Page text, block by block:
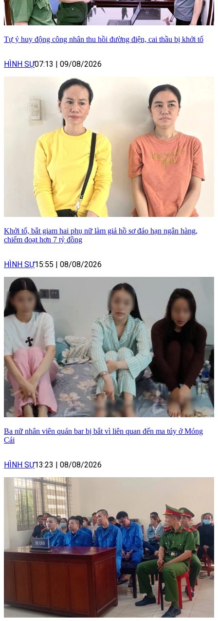
Tự ý huy động công nhân thu hồi đường điện, cai thầu bị khởi tố
HÌNH SỰ07:13 | 09/08/2026
Khởi tố, bắt giam hai phụ nữ làm giả hồ sơ đáo hạn ngân hàng,
chiếm đoạt hơn 7 tỷ đồng
HÌNH SỰ15:55 | 08/08/2026
Ba nữ nhân viên quán bar bị bắt vì liên quan đến ma túy ở Móng
Cái
HÌNH SỰ13:23 | 08/08/2026